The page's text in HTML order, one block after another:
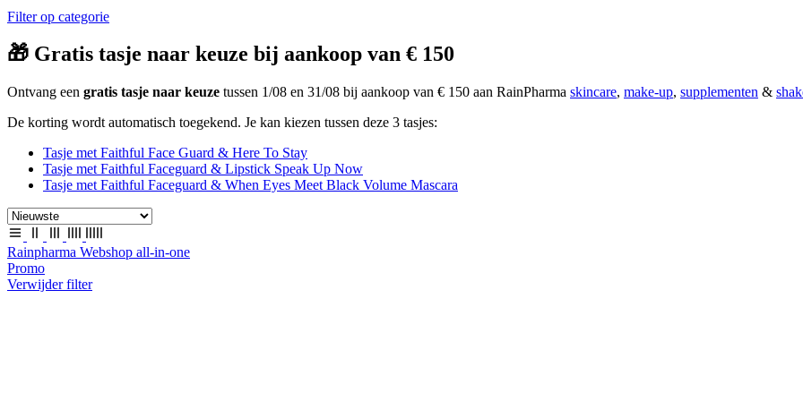
Filter op categorie
🎁 Gratis tasje naar keuze bij aankoop van € 150
Ontvang een gratis tasje naar keuze tussen 1/08 en 31/08 bij aankoop van € 150 aan RainPharma skincare, make-up, supplementen &
De korting wordt automatisch toegekend. Je kan kiezen tussen deze 3 tasjes:
Tasje met Faithful Face Guard & Here To Stay
Tasje met Faithful Faceguard & Lipstick Speak Up Now
Tasje met Faithful Faceguard & When Eyes Meet Black Volume Mascara
Rainpharma Webshop all-in-one
Promo
Verwijder filter